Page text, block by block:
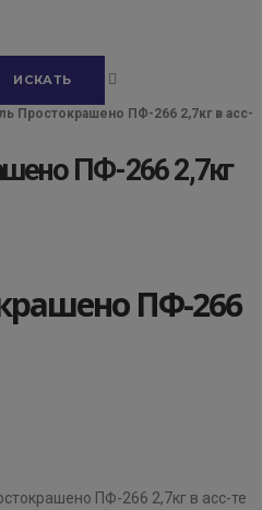
Простокрашено ПФ-266 2,7кг в асс-
ПФ-266 2,7кг
ПФ-266
ПФ-266 2,7кг в асс-те